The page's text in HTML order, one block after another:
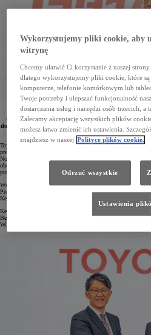
1 kwietnia 2026 roku w życie wejdą zmiany w
Corporation (TMC). Nowym prezydentem i
dotychczasowy prezydent, obejmie stanowisko
nowym dyrektorem
Toyota wprowadza zmiany w Zarządzie spółki oraz w
prezydent Toyota Motor Corporation (TMC), obejmie
Nowym prezydentem i dyrektorem generalnym koncernu
obowiązki dyrektora finansowego. Z kolei nowym
pory dyrektor operacyjny.
Wspomniane wyżej zmiany wynikają z objęcia przez Sato
Producentów Samochodów (JAMA). Jest on także
Keidanren. Jako dyrektor ds. przemysłu Sato skoncentruje
Kenta Kon będzie odpowiedzialny za bieżące zarządzanie
Będąc dyrektorem finansowym, przyczynił się on znacząco
Woven by Toyota – zyskał doświadczenie w zarządzaniu
Wykorzystujemy pliki cookie, aby
witrynę
Chcemy ułatwić Ci korzystanie z naszej
dlatego wykorzystujemy pliki cookie, które są
komputerze, telefonie komórkowym lub
Twoje potrzeby i ulepszać funkcjonalność
dostarczania usług i narzędzi osób trzecich, a
Zalecamy akceptację wszystkich plików
możesz łatwo zmienić ich ustawienia.
znajdziesz w naszej Polityce plików cookie.
Odrzuć wszystkie
Ustawienia